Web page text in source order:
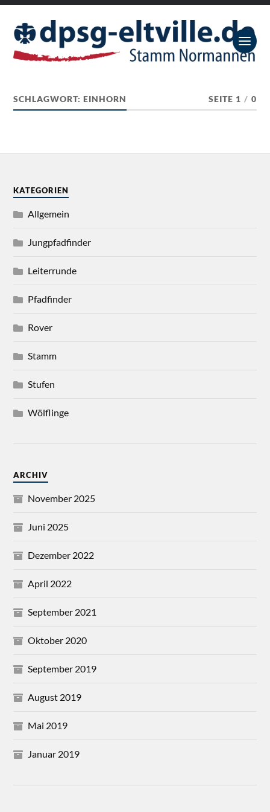
SCHLAGWORT:EINHORN SEITE 1 / 0
KATEGORIEN
Allgemein
Jungpfadfinder
Leiterrunde
Pfadfinder
Rover
Stamm
Stufen
Wölflinge
ARCHIV
November 2025
Juni 2025
Dezember 2022
April 2022
September 2021
Oktober 2020
September 2019
August 2019
Mai 2019
Januar 2019